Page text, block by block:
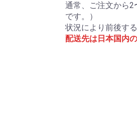
通常、ご注文から2
です。）
状況により前後す
配送先は日本国内